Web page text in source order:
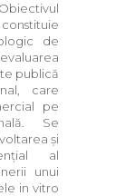
de
publică
care
pe
Se
și
al
unui
in vitro